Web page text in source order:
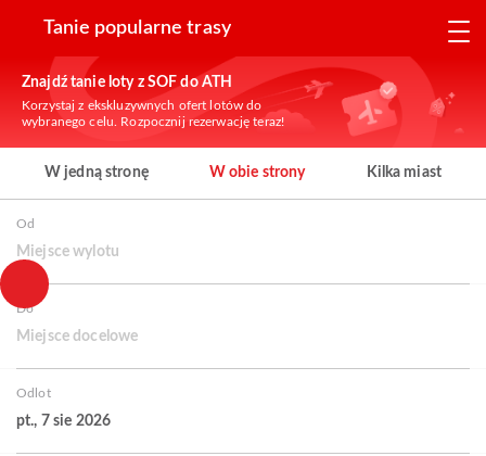
Tanie popularne trasy
Znajdź tanie loty z SOF do ATH
Korzystaj z ekskluzywnych ofert lotów do
wybranego celu. Rozpocznij rezerwację teraz!
W jedną stronę W obie strony Kilka miast
Od
Miejsce wylotu
Do
Miejsce docelowe
Odlot
pt., 7 sie 2026